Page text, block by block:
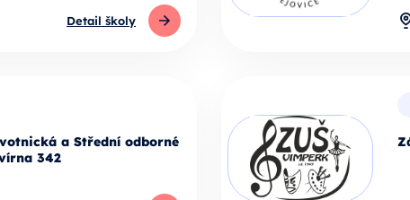
Detail školy
a Střední odborné
342